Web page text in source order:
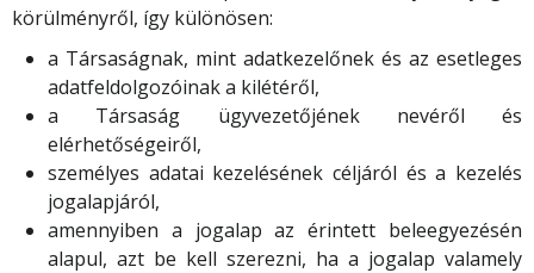
körülményről, így különösen:
a Társaságnak, mint adatkezelőnek és az esetleges
adatfeldolgozóinak a kilétéről,
a Társaság ügyvezetőjének nevéről és
elérhetőségeiről,
személyes adatai kezelésének céljáról és a kezelés
jogalapjáról,
amennyiben a jogalap az érintett beleegyezésén
alapul, azt be kell szerezni, ha a jogalap valamely